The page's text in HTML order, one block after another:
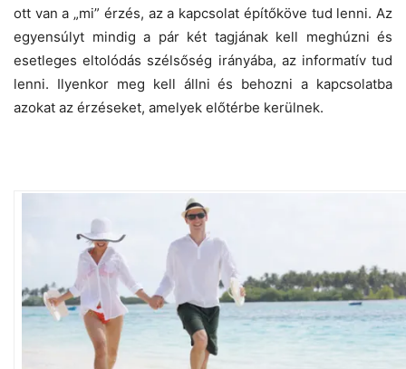
ott van a „mi” érzés, az a kapcsolat építőköve tud lenni. Az
egyensúlyt mindig a pár két tagjának kell meghúzni és
esetleges eltolódás szélsőség irányába, az informatív tud
lenni. Ilyenkor meg kell állni és behozni a kapcsolatba
azokat az érzéseket, amelyek előtérbe kerülnek.